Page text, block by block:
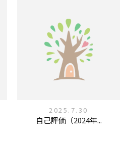
2025.7.30
自己評価（2024年...